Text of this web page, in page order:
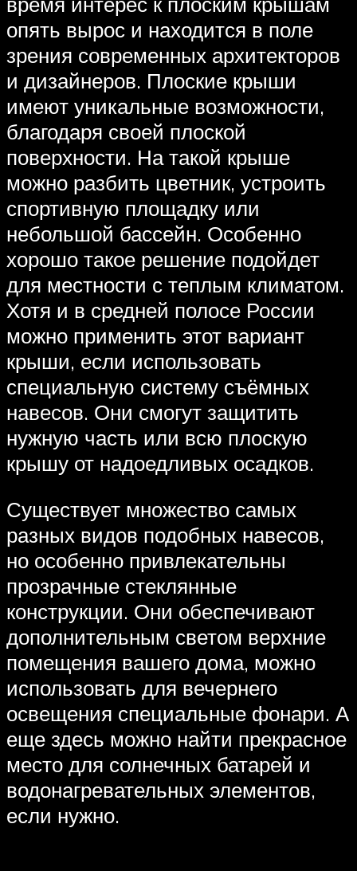
опять вырос и находится в поле
зрения современных архитекторов
и дизайнеров. Плоские крыши
имеют уникальные возможности,
благодаря своей плоской
поверхности. На такой крыше
можно разбить цветник, устроить
спортивную площадку или
небольшой бассейн. Особенно
хорошо такое решение подойдет
для местности с теплым климатом.
Хотя и в средней полосе России
можно применить этот вариант
крыши, если использовать
специальную систему съёмных
навесов. Они смогут защитить
нужную часть или всю плоскую
крышу от надоедливых осадков.
Существует множество самых
разных видов подобных навесов,
но особенно привлекательны
прозрачные стеклянные
конструкции. Они обеспечивают
дополнительным светом верхние
помещения вашего дома, можно
использовать для вечернего
освещения специальные фонари. А
еще здесь можно найти прекрасное
место для солнечных батарей и
водонагревательных элементов,
если нужно.